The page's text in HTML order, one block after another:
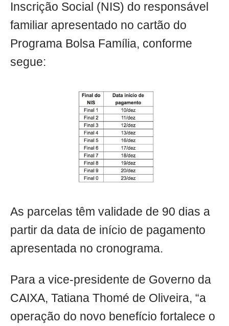
Inscrição Social (NIS) do responsável
familiar apresentado no cartão do
Programa Bolsa Família, conforme
segue:
As parcelas têm validade de 90 dias a
partir da data de início de pagamento
apresentada no cronograma.
Para a vice-presidente de Governo da
CAIXA, Tatiana Thomé de Oliveira, “a
operação do novo benefício fortalece o